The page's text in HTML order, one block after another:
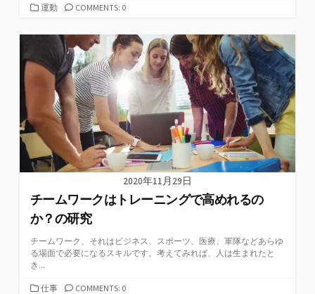
カ
ゴ
運動 COMMENTS: 0
2020年11月29日
チームワークはトレーニングで高めれるの
か？の研究
チームワーク、それはビジネス、スポーツ、医療、軍隊などあらゆ
る場面で必要になるスキルです。考えてみれば、人は生まれたと
き...
カ仕事 COMMENTS: 0